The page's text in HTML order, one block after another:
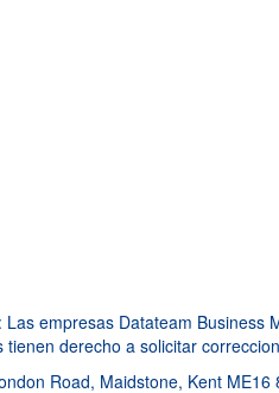
empresas Datateam Business
derecho a solicitar
Road, Maidstone, Kent